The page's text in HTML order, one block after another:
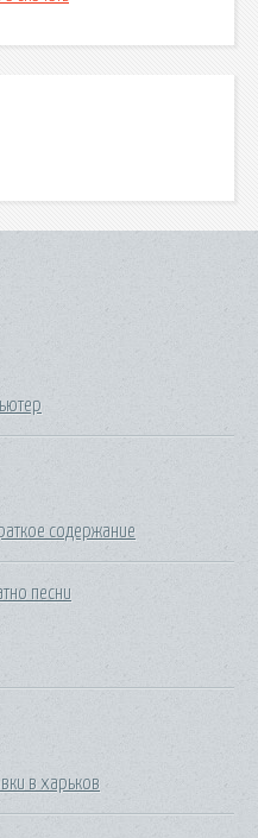
содержание
песни
в харьков